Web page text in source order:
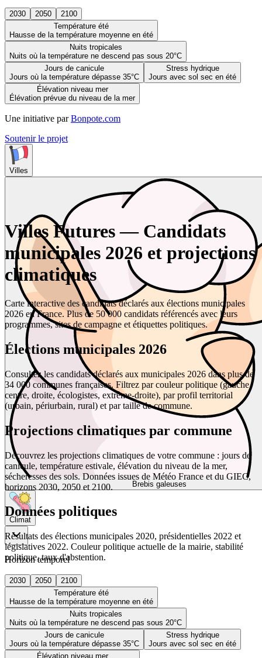
2030 2050
2100
Température été
Hausse de la température moyenne en été
Nuits tropicales
Nuits où la température ne descend pas sous 20°C
Jours de canicule
Jours où la température dépasse 35°C
Stress hydrique
Jours avec sol sec en été
Élévation niveau mer
Élévation prévue du niveau de la mer
Une initiative par Bonpote.com
Soutenir le projet
Villes
Brebis galeuses
Climat
Horizon temporel
2030 2050
2100
Température été
Hausse de la température moyenne en été
Nuits tropicales
Nuits où la température ne descend pas sous 20°C
Jours de canicule
Jours où la température dépasse 35°C
Stress hydrique
Jours avec sol sec en été
Élévation niveau mer
Villes Futures — Candidats
municipales 2026 et projections
climatiques
Carte interactive des candidats déclarés aux élections municipales
2026 en France. Plus de 50 000 candidats référencés avec leurs
programmes, sites de campagne et étiquettes politiques.
Élections municipales 2026
Consultez les candidats déclarés aux municipales 2026 dans plus de
34 000 communes françaises. Filtrez par couleur politique (gauche,
centre, droite, écologistes, extrême-droite), par profil territorial
(urbain, périurbain, rural) et par taille de commune.
Projections climatiques par commune
Découvrez les projections climatiques de votre commune : jours de
canicule, température estivale, élévation du niveau de la mer,
sécheresses des sols. Données issues de Météo France et du GIEC,
horizons 2030, 2050 et 2100.
Données politiques
Résultats des élections municipales 2020, présidentielles 2022 et
législatives 2022. Couleur politique actuelle de la mairie, stabilité
politique, taux d'abstention.